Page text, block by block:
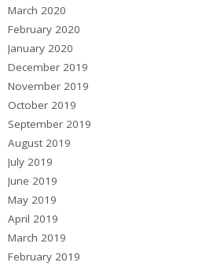
March 2020
February 2020
January 2020
December 2019
November 2019
October 2019
September 2019
August 2019
July 2019
June 2019
May 2019
April 2019
March 2019
February 2019